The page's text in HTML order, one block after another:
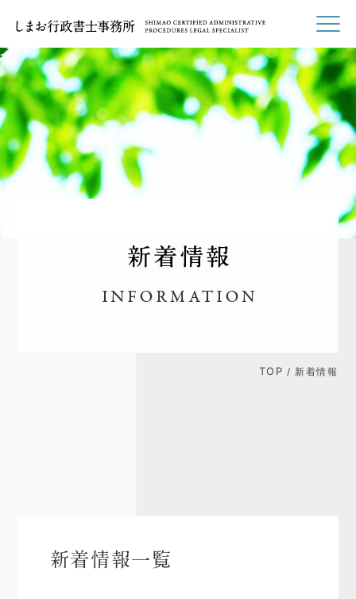
TOP / 新着情報
新着情報一覧